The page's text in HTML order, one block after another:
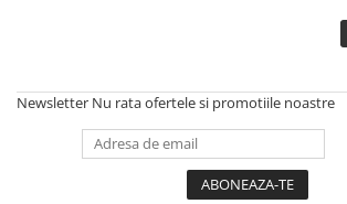
Newsletter Nu rata ofertele si promotiile noastre